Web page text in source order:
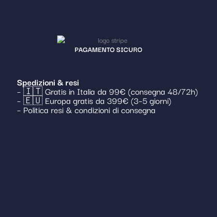
PAGAMENTO SICURO
Spedizioni & resi
– 🇮🇹 Gratis in Italia da 99€ (consegna 48/72h)
– 🇪🇺 Europa gratis da 399€ (3–5 giorni)
– Politica resi & condizioni di consegna